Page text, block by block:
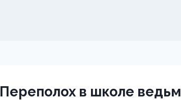
Переполох в школе ведьм